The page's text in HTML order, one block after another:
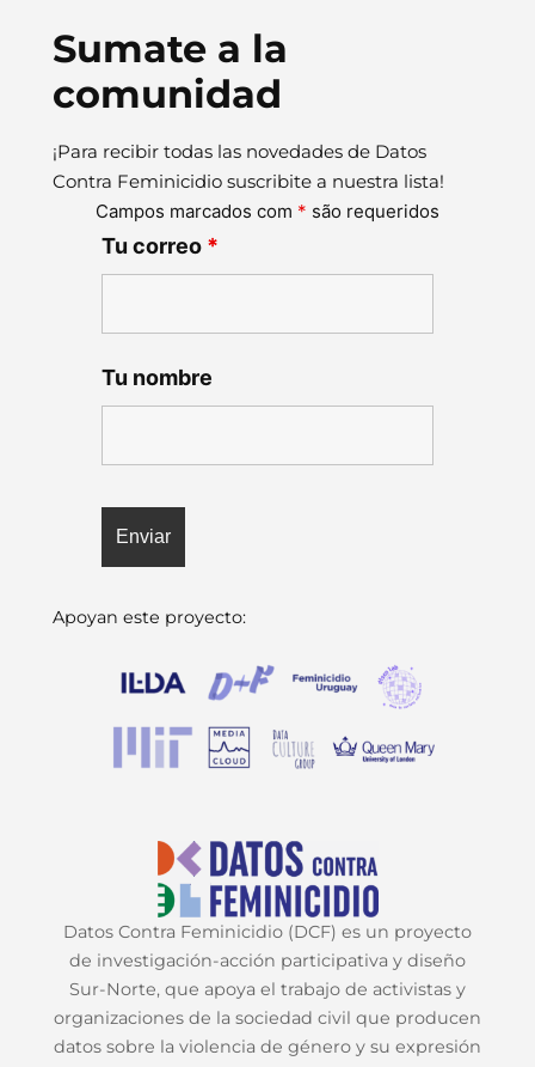
Sumate a la
comunidad
¡Para recibir todas las novedades de Datos
Contra Feminicidio suscribite a nuestra lista!
Campos marcados com * são requeridos
Tu correo *
Tu nombre
Apoyan este proyecto:
Datos Contra Feminicidio (DCF) es un proyecto
de investigación-acción participativa y diseño
Sur-Norte, que apoya el trabajo de activistas y
organizaciones de la sociedad civil que producen
datos sobre la violencia de género y su expresión